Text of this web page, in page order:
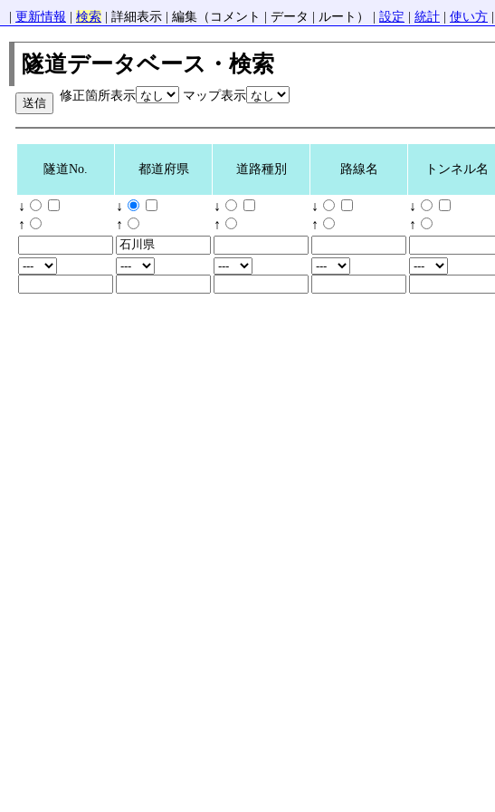
更新情報 検索 | 詳細表示 | 編集（コメント | データ | ルート） | 設定 統計 使い方
隧道データベース・検索
修正箇所表示 マップ表示
隧道No. 都道府県 道路種別 路線名 トンネル名
↓
↑
↓
↑
↓
↑
↓
↑
↓
↑